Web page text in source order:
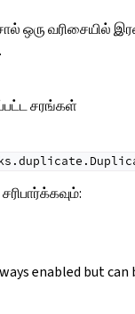
ஒரு வரிசையில்
சரங்கள்
:
enabled but can